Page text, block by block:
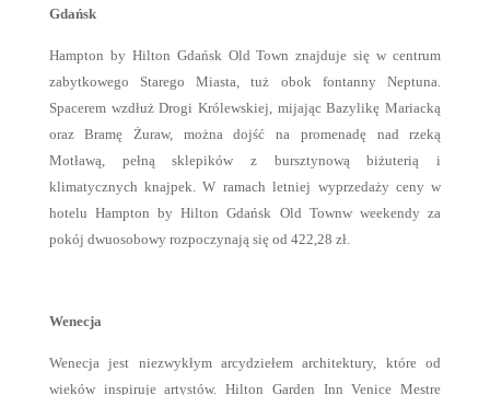
Gdańsk
Hampton by Hilton Gdańsk Old Town znajduje się w centrum
zabytkowego Starego Miasta, tuż obok fontanny Neptuna.
Spacerem wzdłuż Drogi Królewskiej, mijając Bazylikę Mariacką
oraz Bramę Żuraw, można dojść na promenadę nad rzeką
Motławą, pełną sklepików z bursztynową biżuterią i
klimatycznych knajpek. W ramach letniej wyprzedaży ceny w
hotelu Hampton by Hilton Gdańsk Old Townw weekendy za
pokój dwuosobowy rozpoczynają się od 422,28 zł.
Wenecja
Wenecja jest niezwykłym arcydziełem architektury, które od
wieków inspiruje artystów. Hilton Garden Inn Venice Mestre